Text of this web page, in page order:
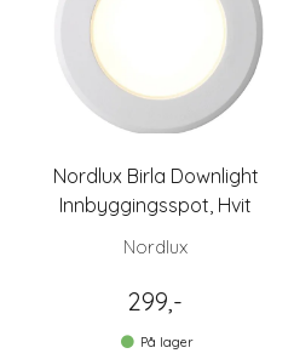
Nordlux Birla Downlight
Innbyggingsspot, Hvit
Nordlux
299,-
På lager